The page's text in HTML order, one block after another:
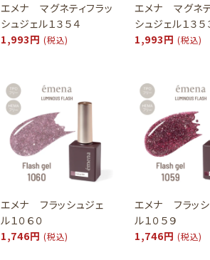
エメナ マグネティフラッ
シュジェル１３５４
1,993円 (税込)
エメナ マグネテ
シュジェル１３５
1,993円 (税込)
エメナ フラッシュジェ
ル１０６０
1,746円 (税込)
エメナ フラッ
ル１０５９
1,746円 (税込)